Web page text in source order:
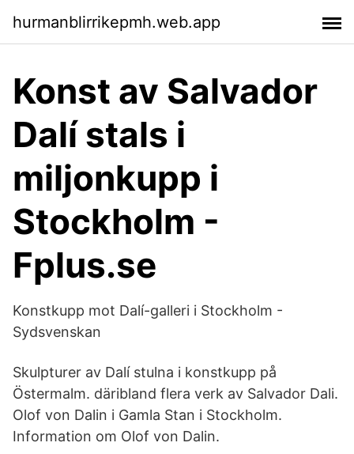
hurmanblirrikepmh.web.app
Konst av Salvador
Dalí stals i
miljonkupp i
Stockholm -
Fplus.se
Konstkupp mot Dalí-galleri i Stockholm -
Sydsvenskan
Skulpturer av Dalí stulna i konstkupp på
Östermalm. däribland flera verk av Salvador Dali.
Olof von Dalin i Gamla Stan i Stockholm.
Information om Olof von Dalin.